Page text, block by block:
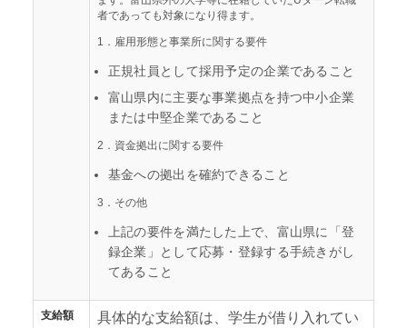
者であっても対象になり得ます。
1．雇用形態と事業所に関する要件
正規社員として採用予定の企業であること
富山県内に主要な事業拠点を持つ中小企業
または中堅企業であること
2．資金拠出に関する要件
基金への拠出を確約できること
3．その他
上記の要件を満たした上で、富山県に「登
録企業」として応募・登録する手続きがし
てあること
支給額
具体的な支給額は、学生が借り入れてい